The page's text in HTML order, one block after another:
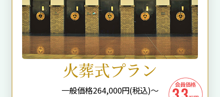
火葬式プラン
一般価格264,000円(税込)～